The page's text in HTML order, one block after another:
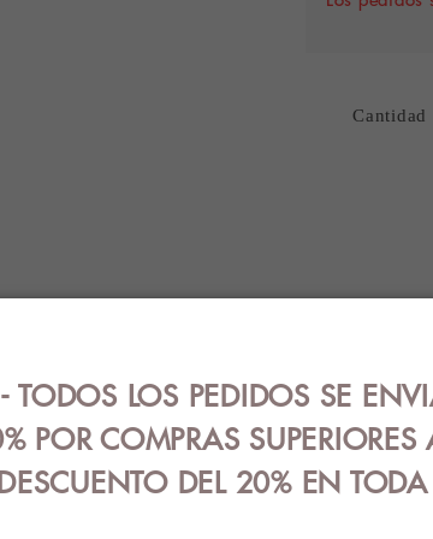
Cantidad
de manga larga con tejido Termaltech
viscosa - 5% elastano.
LOS PEDIDOS SE
POR COMPRAS
DEL 20% EN